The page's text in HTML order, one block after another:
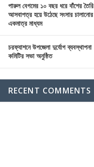
পারুল বেগমের ১০ বছর ধরে বাঁশের তৈরি
আসবাপত্র হয়ে উঠেছে সংসার চালানোর
একমাত্র মাধ্যম
চরফ্যাশনে উপজেলা দুর্যোগ ব্যবস্থাপনা
কমিটির সভা অনুষ্ঠিত
RECENT COMMENTS